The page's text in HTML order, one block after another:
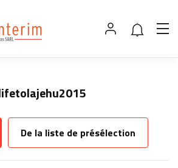
De la liste de présélection